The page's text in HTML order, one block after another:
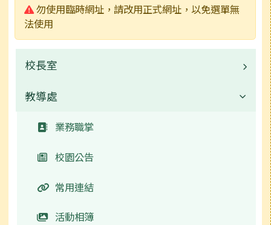
警告:
勿使用臨時網址，請改用正式網址，以免選單無
法使用
校長室
業務職掌
常用連結
教導處
業務職掌
校園公告
常用連結
活動相簿